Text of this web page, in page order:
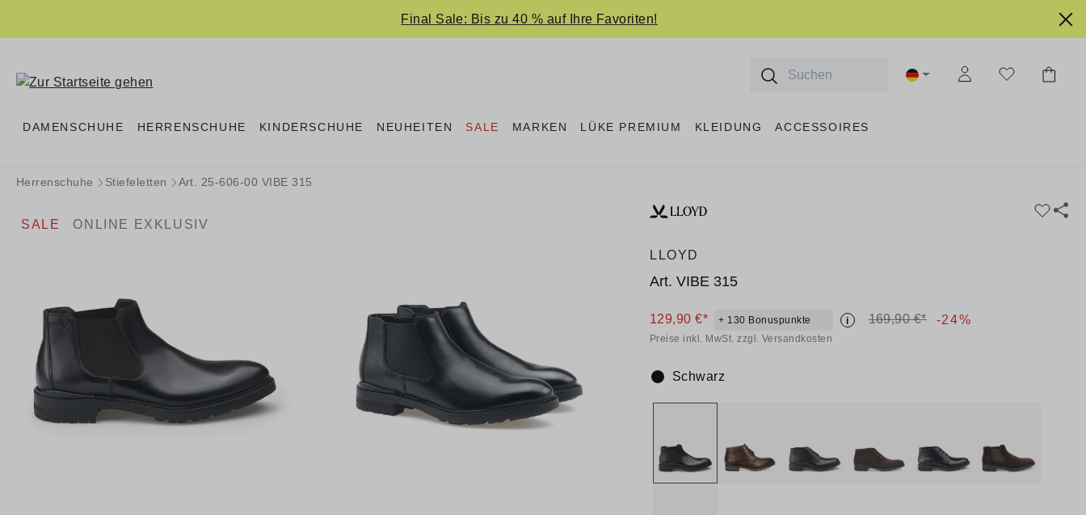
Final Sale: Bis zu 40 % auf Ihre Favoriten!
DAMENSCHUHE HERRENSCHUHE KINDERSCHUHE NEUHEITEN SALE MARKEN LÜKE PREMIUM KLEIDUNG ACCESSOIRES
Herrenschuhe Stiefeletten Art. 25-606-00 VIBE 315
SALE ONLINE EXKLUSIV
LLOYD
Art. VIBE 315
129,90 €* + 130 Bonuspunkte i 169,90 €* -24%
Preise inkl. MwSt. zzgl. Versandkosten
Farbe:
Schwarz